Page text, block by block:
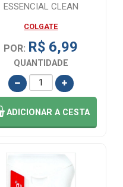
ESSENCIAL CLEAN
COLGATE
POR: R$ 6,99
QUANTIDADE
ADICIONARA CESTA